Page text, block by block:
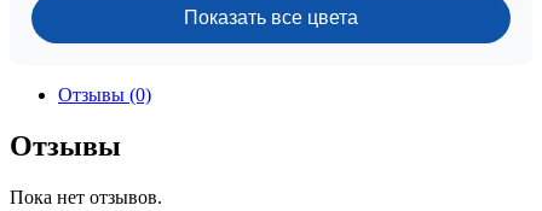
Показать все цвета
Отзывы (0)
Отзывы
Пока нет отзывов.